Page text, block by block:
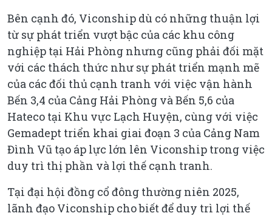
Bên cạnh đó, Viconship dù có những thuận lợi
từ sự phát triển vượt bậc của các khu công
nghiệp tại Hải Phòng nhưng cũng phải đối mặt
với các thách thức như sự phát triển mạnh mẽ
của các đối thủ cạnh tranh với việc vận hành
Bến 3,4 của Cảng Hải Phòng và Bến 5,6 của
Hateco tại Khu vực Lạch Huyện, cùng với việc
Gemadept triển khai giai đoạn 3 của Cảng Nam
Đình Vũ tạo áp lực lớn lên Viconship trong việc
duy trì thị phần và lợi thế cạnh tranh.
Tại đại hội đồng cổ đông thường niên 2025,
lãnh đạo Viconship cho biết để duy trì lợi thế